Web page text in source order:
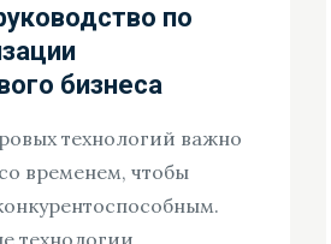
по
бизнеса
технологий важно
временем, чтобы
технологии